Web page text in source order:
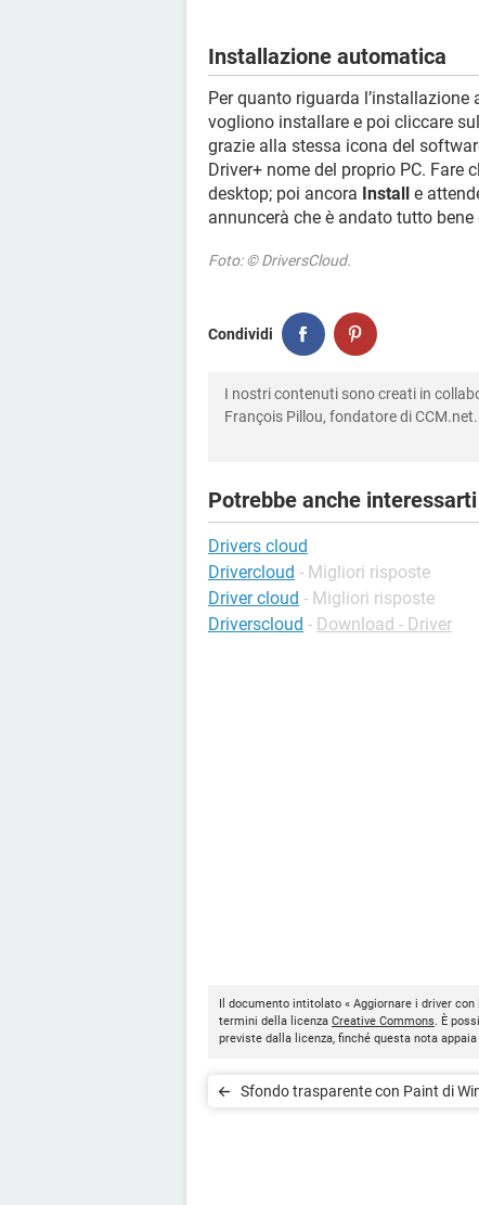
Installazione automatica
Per quanto riguarda
vogliono installare e poi cliccare
grazie alla stessa icona del
Driver+ nome del proprio PC. Fare
desktop; poi ancora Install
e
annuncerà che è andato tutto
Foto: © DriversCloud.
Condividi
I nostri contenuti sono creati in
François Pillou, fondatore di
Potrebbe anche interessarti
Drivers cloud
Drivercloud - Migliori risposte
Driver cloud - Migliori risposte
Driverscloud - Download - Driver
Il documento intitolato « Aggiornare i driver
termini della licenza Creative Commons. È
previste dalla licenza, finché questa nota
Sfondo trasparente con Paint di